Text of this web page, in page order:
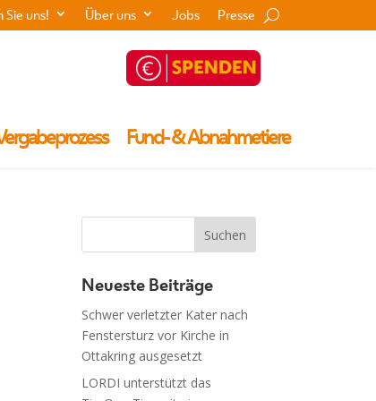
Sie uns! Über uns Jobs Presse
Fund- & Abnahmetiere
Neueste Beiträge
Schwer verletzter Kater nach
Fenstersturz vor Kirche in
Ottakring ausgesetzt
LORDI unterstützt das